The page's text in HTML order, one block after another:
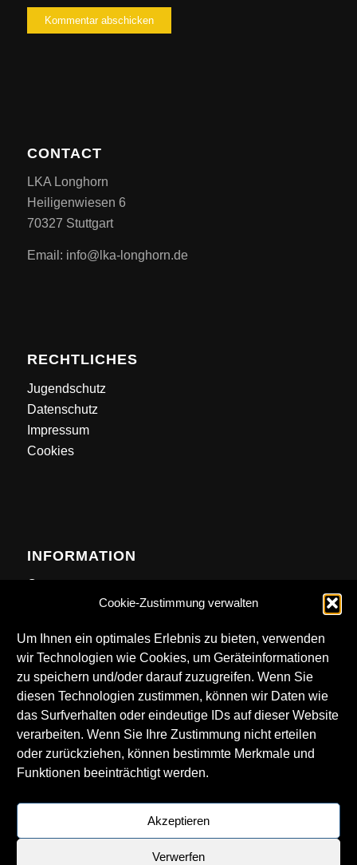
Cookie-Zustimmung verwalten
Um Ihnen ein optimales Erlebnis zu bieten, verwenden
wir Technologien wie Cookies, um Geräteinformationen
zu speichern und/oder darauf zuzugreifen. Wenn Sie
diesen Technologien zustimmen, können wir Daten wie
das Surfverhalten oder eindeutige IDs auf dieser Website
verarbeiten. Wenn Sie Ihre Zustimmung nicht erteilen
oder zurückziehen, können bestimmte Merkmale und
Funktionen beeinträchtigt werden.
Akzeptieren
Verwerfen
CONTACT
LKA Longhorn
Heiligenwiesen 6
70327 Stuttgart
Email: info@lka-longhorn.de
RECHTLICHES
Jugendschutz
Datenschutz
Impressum
Cookies
INFORMATION
Contact
DOWNLOADS
Technical Rider
LKA Logos
Getränkekarte